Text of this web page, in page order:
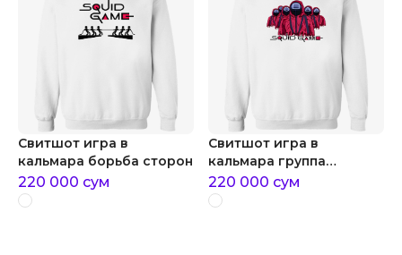
Свитшот игра в
кальмара борьба сторон
220 000 сум
Свитшот игра в
кальмара группа
розовых страж
220 000 сум